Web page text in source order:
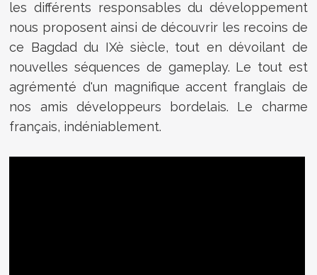
les différents responsables du développement
nous proposent ainsi de découvrir les recoins de
ce Bagdad du IXè siècle, tout en dévoilant de
nouvelles séquences de gameplay. Le tout est
agrémenté d'un magnifique accent franglais de
nos amis développeurs bordelais. Le charme
français, indéniablement.